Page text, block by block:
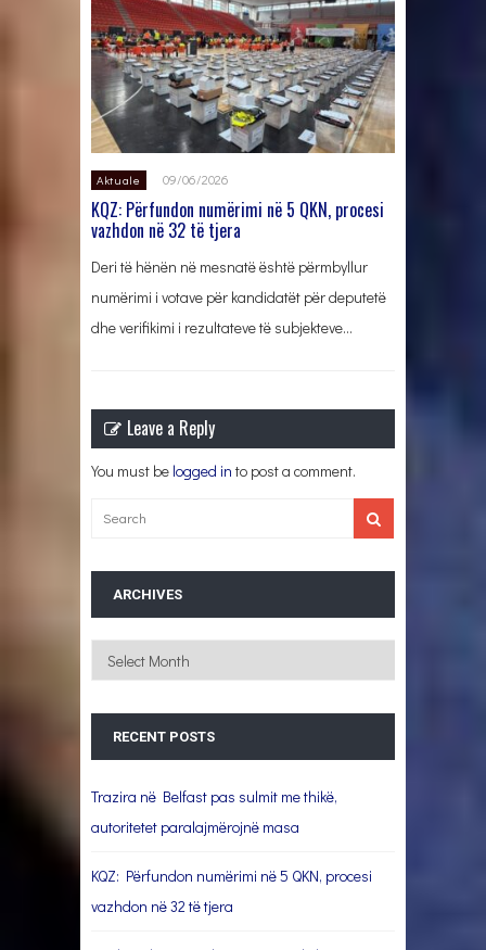
Aktuale 09/06/2026
KQZ: Përfundon numërimi në 5 QKN, procesi
vazhdon në 32 të tjera
Deri të hënën në mesnatë është përmbyllur
numërimi i votave për kandidatët për deputetë
dhe verifikimi i rezultateve të subjekteve…
Leave a Reply
You must be logged in to post a comment.
ARCHIVES
Archives
RECENT POSTS
Trazira në Belfast pas sulmit me thikë,
autoritetet paralajmërojnë masa
KQZ: Përfundon numërimi në 5 QKN, procesi
vazhdon në 32 të tjera